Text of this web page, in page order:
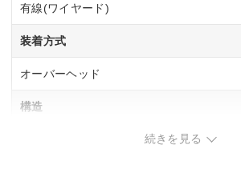
有線(ワイヤード)
装着方式
オーバーヘッド
構造
続きを見る